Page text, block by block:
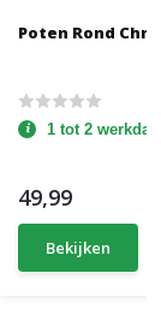
Poten Rond
1 tot 2
49,99
Bekijken